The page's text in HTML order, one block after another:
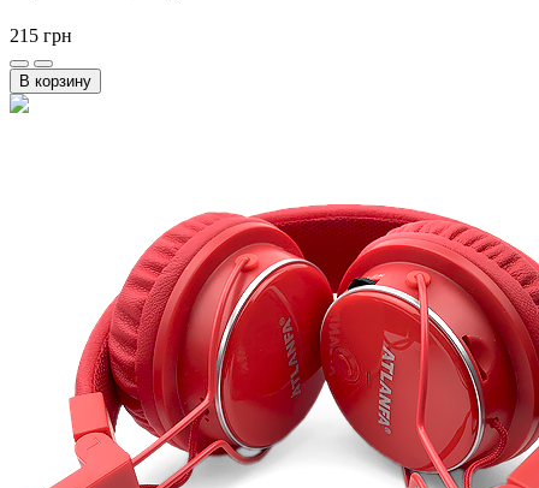
215 грн
В корзину